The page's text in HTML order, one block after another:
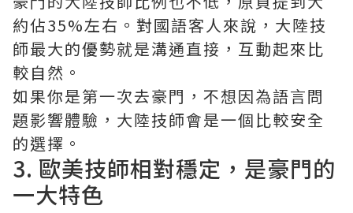
約佔35%左右。對國語客人來說，大陸技
師最大的優勢就是溝通直接，互動起來比
較自然。
如果你是第一次去豪門，不想因為語言問
題影響體驗，大陸技師會是一個比較安全
的選擇。
3. 歐美技師相對穩定，是豪門的
一大特色